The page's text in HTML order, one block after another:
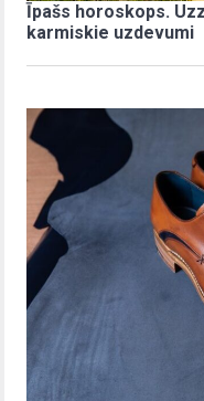
Īpašs horoskops.
karmiskie uzdevumi